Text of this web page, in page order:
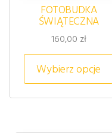
FOTOBUDKA
ŚWIĄTECZNA
160,00 zł
Wybierz opcje